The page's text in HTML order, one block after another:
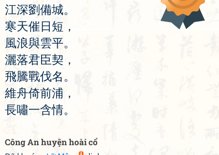
江深劉備城。
寒天催 日 短 ，
風浪與雲平。
灑落君臣契 ，
飛騰戰伐名。
維舟倚前浦 ，
長嘯一含情。
Công An huyện hoài cổ